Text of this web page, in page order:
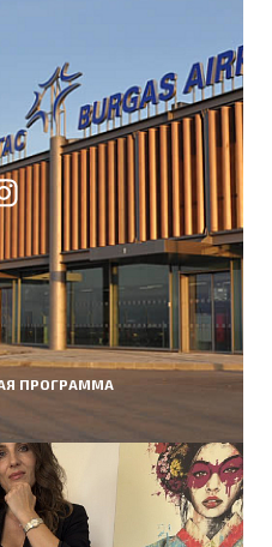
ПРОГРАММА